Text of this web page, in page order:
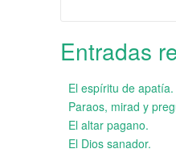
Entradas
El espíritu de apatía.
Paraos, mirad y
El altar pagano.
El Dios sanador.